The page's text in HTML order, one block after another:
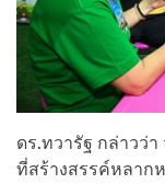
ดร.ทวารัฐ กล่าวว่
ที่สร้างสรรค์หลาก